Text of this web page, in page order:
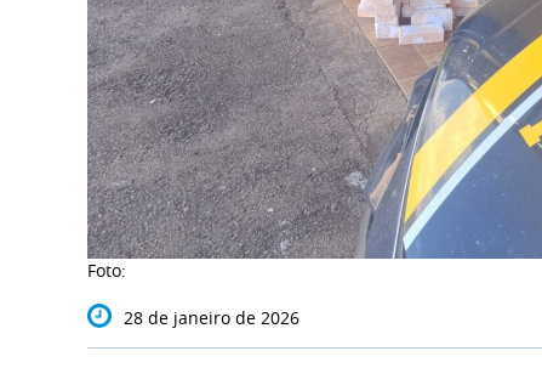
Foto:
28 de janeiro de 2026